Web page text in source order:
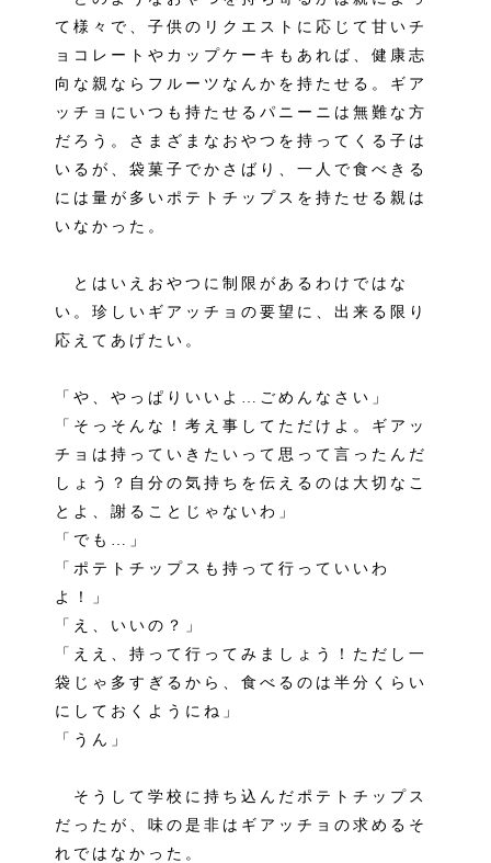
て様々で、子供のリクエストに応じて甘いチ
ョコレートやカップケーキもあれば、健康志
向な親ならフルーツなんかを持たせる。ギア
ッチョにいつも持たせるパニーニは無難な方
だろう。さまざまなおやつを持ってくる子は
いるが、袋菓子でかさばり、一人で食べきる
には量が多いポテトチップスを持たせる親は
いなかった。
とはいえおやつに制限があるわけではな
い。珍しいギアッチョの要望に、出来る限り
応えてあげたい。
「や、やっぱりいいよ…ごめんなさい」
「そっそんな！考え事してただけよ。ギアッ
チョは持っていきたいって思って言ったんだ
しょう？自分の気持ちを伝えるのは大切なこ
とよ、謝ることじゃないわ」
「でも…」
「ポテトチップスも持って行っていいわ
よ！」
「え、いいの？」
「ええ、持って行ってみましょう！ただし一
袋じゃ多すぎるから、食べるのは半分くらい
にしておくようにね」
「うん」
そうして学校に持ち込んだポテトチップス
だったが、味の是非はギアッチョの求めるそ
れではなかった。